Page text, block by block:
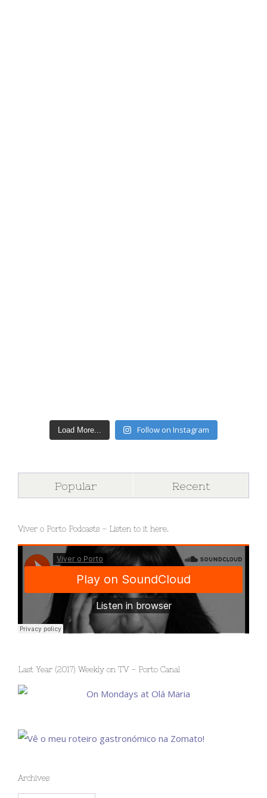
Load More... Follow on Instagram
Popular Recent
Viver o Porto Podcasts – Listen to it here.
Last Year (2017) Weekly on TV – Porto Canal
Archives